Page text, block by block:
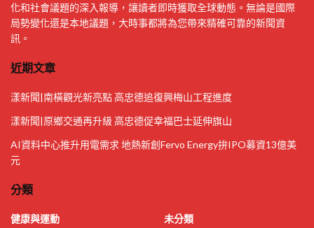
化和社會議題的深入報導，讓讀者即時獲取全球動態。無論是國際
局勢變化還是本地議題，大時事都將為您帶來精確可靠的新聞資
訊。
近期文章
漾新聞|南橫觀光新亮點 高忠德追復興梅山工程進度
漾新聞|原鄉交通再升級 高忠德促幸福巴士延伸旗山
AI資料中心推升用電需求 地熱新創Fervo Energy拚IPO募資13億美
元
分類
健康與運動 未分類